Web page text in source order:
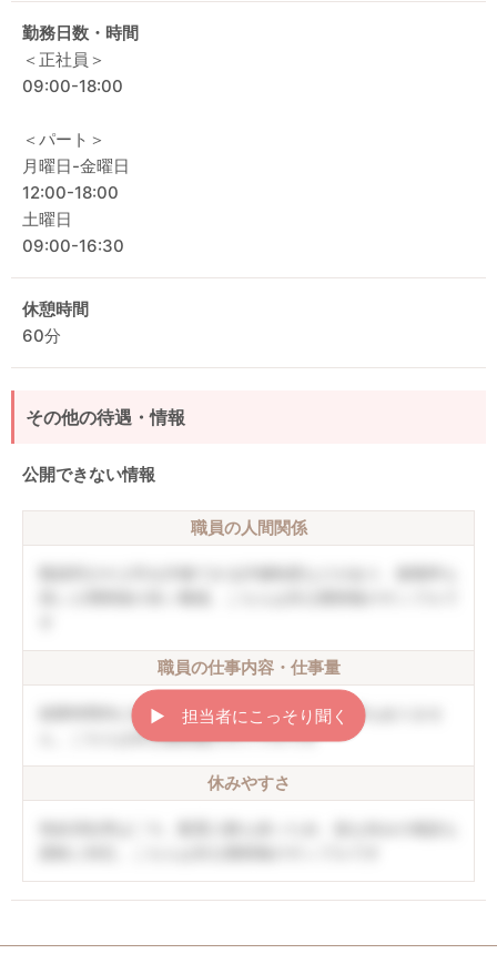
勤務日数・時間
＜正社員＞
09:00-18:00
＜パート＞
月曜日-金曜日
12:00-18:00
土曜日
09:00-16:30
休憩時間
60分
その他の待遇・情報
公開できない情報
職員の人間関係
職員の仕事内容・仕事量
就業時間内に終わることができ、持ち帰り仕事もありませ
ん。こちらは非公開情報のサンプルです
休みやすさ
▶︎ 担当者にこっそり聞く